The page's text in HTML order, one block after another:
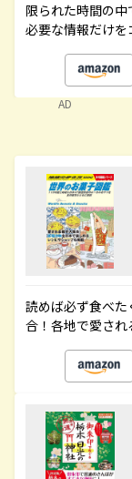
限られた時間の
必要な情報だけを
AD
読めば必ず食べ
合！各地で愛さ